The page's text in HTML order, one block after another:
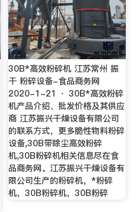
30B*高效粉碎机 江苏常州 振
干 粉碎设备-食品商务网
2020-1-21 · 30B*高效粉碎
机产品介绍、批发价格及其供应
商 江苏振兴干燥设备有限公司
的联系方式，更多脆性物料粉碎
设备,30B带除尘高效粉碎
机,30B粉碎机相关信息尽在食
品商务网。江苏振兴干燥设备有
限公司生产的粉碎机，*粉碎
机，30B粉碎机，30B粉碎